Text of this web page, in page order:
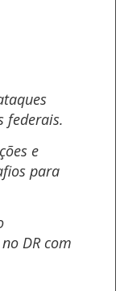
federais.
e
para
DR com